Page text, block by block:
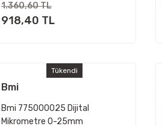
1.360,60 TL
918,40 TL
Tükendi
Bmi
Bmi 775000025 Dijital
Mikrometre 0-25mm